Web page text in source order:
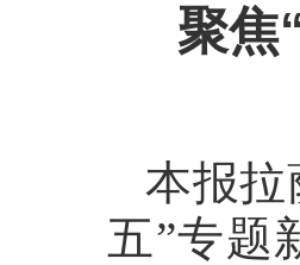
聚焦
本报拉
五”专题